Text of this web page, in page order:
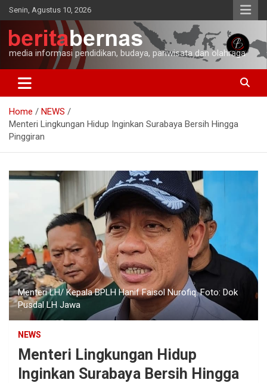
Skip
to
content
Senin, Agustus 10, 2026
media informasi pendidikan, budaya, pariwisata dan olahraga
Home
NEWS
Menteri Lingkungan Hidup Inginkan Surabaya Bersih Hingga
Pinggiran
Menteri LH/ Kepala BPLH Hanif Faisol Nurofiq. Foto: Dok
Pusdal LH Jawa
NEWS
Menteri Lingkungan Hidup
Inginkan Surabaya Bersih Hingga